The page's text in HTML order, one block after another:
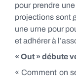
pour prendre
projections sont
une urne pour
et adhérer à
« Out » débute
« Comment on